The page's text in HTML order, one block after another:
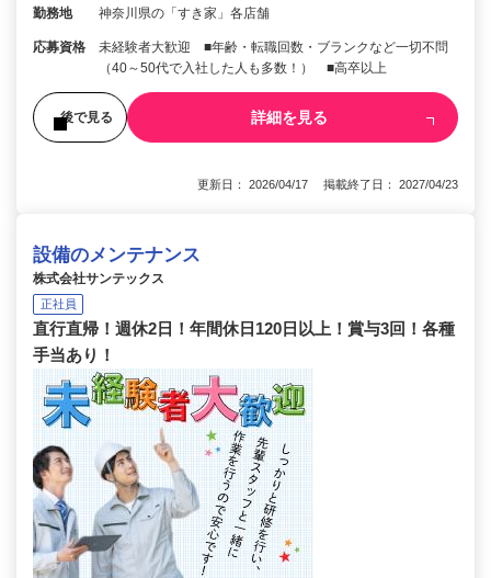
勤務地 神奈川県の「すき家」各店舗
応募資格
未経験者大歓迎 ■年齢・転職回数・ブランクなど一切不問
（40～50代で入社した人も多数！） ■高卒以上
後で見る 詳細を見る
更新日： 2026/04/17 掲載終了日： 2027/04/23
設備のメンテナンス
株式会社サンテックス
正社員
直行直帰！週休2日！年間休日120日以上！賞与3回！各種
手当あり！